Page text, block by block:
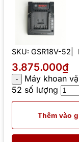
SKU: GSR18V-52
3.875.000₫
Máy khoan
52 số lượng
Thêm vào